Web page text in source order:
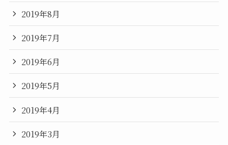
2019年8月
2019年7月
2019年6月
2019年5月
2019年4月
2019年3月